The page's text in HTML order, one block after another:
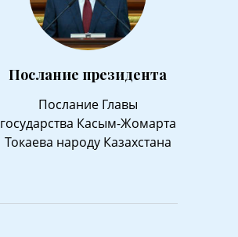
Послание президента
Послание Главы
государства Касым-Жомарта
Токаева народу Казахстана